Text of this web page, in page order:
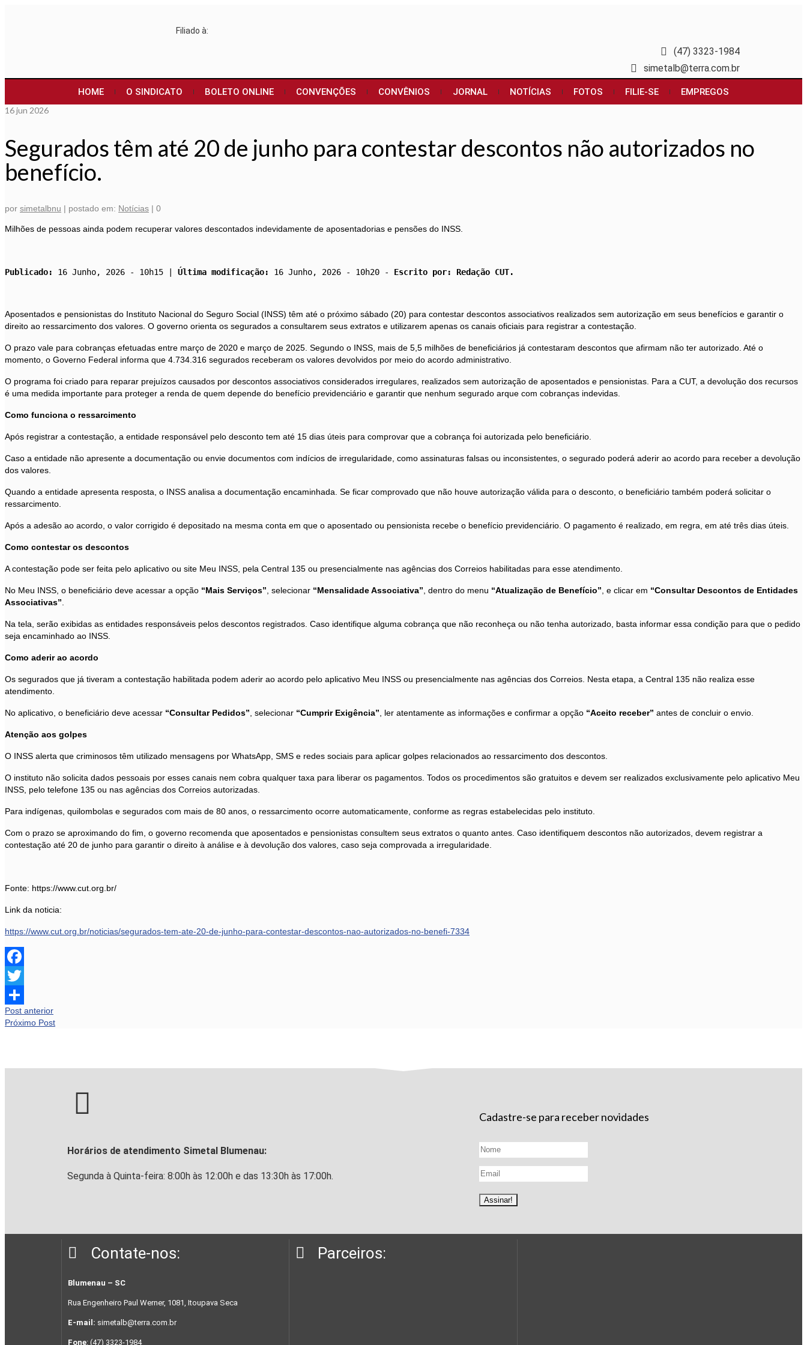
Filiado à:
(47) 3323-1984
simetalb@terra.com.br
HOME O SINDICATO BOLETO ONLINE CONVENÇÕES CONVÊNIOS JORNAL NOTÍCIAS FOTOS FILIE-SE EMPREGOS
16jun 2026
Segurados têm até 20 de junho para contestar descontos não autorizados no
benefício.
por simetalbnu | postado em: Notícias | 0
Milhões de pessoas ainda podem recuperar valores descontados indevidamente de aposentadorias e pensões do INSS.
Publicado: 16 Junho, 2026 - 10h15 | Última modificação: 16 Junho, 2026 - 10h20 - Escrito por: Redação CUT.
Aposentados e pensionistas do Instituto Nacional do Seguro Social (INSS) têm até o próximo sábado (20) para contestar descontos associativos realizados sem autorização em seus benefícios e garantir o
direito ao ressarcimento dos valores. O governo orienta os segurados a consultarem seus extratos e utilizarem apenas os canais oficiais para registrar a contestação.
O prazo vale para cobranças efetuadas entre março de 2020 e março de 2025. Segundo o INSS, mais de 5,5 milhões de beneficiários já contestaram descontos que afirmam não ter autorizado. Até o
momento, o Governo Federal informa que 4.734.316 segurados receberam os valores devolvidos por meio do acordo administrativo.
O programa foi criado para reparar prejuízos causados por descontos associativos considerados irregulares, realizados sem autorização de aposentados e pensionistas. Para a CUT, a devolução dos recursos
é uma medida importante para proteger a renda de quem depende do benefício previdenciário e garantir que nenhum segurado arque com cobranças indevidas.
Como funciona o ressarcimento
Após registrar a contestação, a entidade responsável pelo desconto tem até 15 dias úteis para comprovar que a cobrança foi autorizada pelo beneficiário.
Caso a entidade não apresente a documentação ou envie documentos com indícios de irregularidade, como assinaturas falsas ou inconsistentes, o segurado poderá aderir ao acordo para receber a devolução
dos valores.
Quando a entidade apresenta resposta, o INSS analisa a documentação encaminhada. Se ficar comprovado que não houve autorização válida para o desconto, o beneficiário também poderá solicitar o
ressarcimento.
Após a adesão ao acordo, o valor corrigido é depositado na mesma conta em que o aposentado ou pensionista recebe o benefício previdenciário. O pagamento é realizado, em regra, em até três dias úteis.
Como contestar os descontos
A contestação pode ser feita pelo aplicativo ou site Meu INSS, pela Central 135 ou presencialmente nas agências dos Correios habilitadas para esse atendimento.
No Meu INSS, o beneficiário deve acessar a opção “Mais Serviços” , selecionar “Mensalidade Associativa” , dentro do menu “Atualização de Benefício” , e clicar em “Consultar Descontos de Entidades
Associativas”
Na tela, serão exibidas as entidades responsáveis pelos descontos registrados. Caso identifique alguma cobrança que não reconheça ou não tenha autorizado, basta informar essa condição para que o pedido
seja encaminhado ao INSS.
Como aderir ao acordo
Os segurados que já tiveram a contestação habilitada podem aderir ao acordo pelo aplicativo Meu INSS ou presencialmente nas agências dos Correios. Nesta etapa, a Central 135 não realiza esse
atendimento.
No aplicativo, o beneficiário deve acessar “Consultar Pedidos” , selecionar “Cumprir Exigência” , ler atentamente as informações e confirmar a opção “Aceito receber” antes de concluir o envio.
Atenção aos golpes
O INSS alerta que criminosos têm utilizado mensagens por WhatsApp, SMS e redes sociais para aplicar golpes relacionados ao ressarcimento dos descontos.
O instituto não solicita dados pessoais por esses canais nem cobra qualquer taxa para liberar os pagamentos. Todos os procedimentos são gratuitos e devem ser realizados exclusivamente pelo aplicativo Meu
INSS, pelo telefone 135 ou nas agências dos Correios autorizadas.
Para indígenas, quilombolas e segurados com mais de 80 anos, o ressarcimento ocorre automaticamente, conforme as regras estabelecidas pelo instituto.
Com o prazo se aproximando do fim, o governo recomenda que aposentados e pensionistas consultem seus extratos o quanto antes. Caso identifiquem descontos não autorizados, devem registrar a
contestação até 20 de junho para garantir o direito à análise e à devolução dos valores, caso seja comprovada a irregularidade.
Fonte: https://www.cut.org.br/
Link da noticia:
https://www.cut.org.br/noticias/segurados-tem-ate-20-de-junho-para-contestar-descontos-nao-autorizados-no-benefi-7334
Facebook
Twitter
Share
Post anterior
Próximo Post
Horários de atendimento Simetal Blumenau:
Segunda à Quinta-feira: 8:00h às 12:00h e das 13:30h às 17:00h.
Cadastre-se para receber novidades
Contate-nos:
Blumenau – SC
Rua Engenheiro Paul Werner, 1081, Itoupava Seca
E-mail: simetalb@terra.com.br
Fone: (47) 3323-1984
Parceiros: